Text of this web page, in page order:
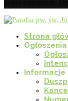
Strona
Informacje